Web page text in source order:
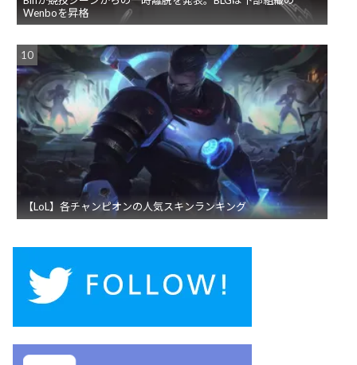
Wenboを昇格
【LoL】各チャンピオンの人気スキンランキング